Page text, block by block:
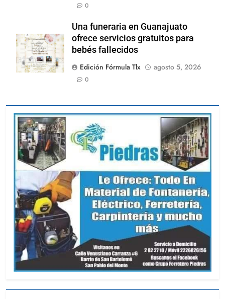
0
Una funeraria en Guanajuato
ofrece servicios gratuitos para
bebés fallecidos
Edición Fórmula Tlx
agosto 5, 2026
0